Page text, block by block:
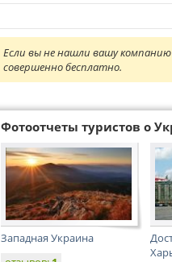
Если вы не нашли вашу
совершенно бесплатно.
Фотоотчеты туристов о
Западная Украина